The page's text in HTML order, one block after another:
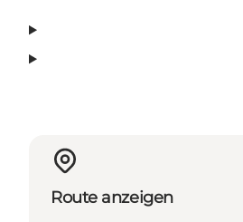
Route anzeigen